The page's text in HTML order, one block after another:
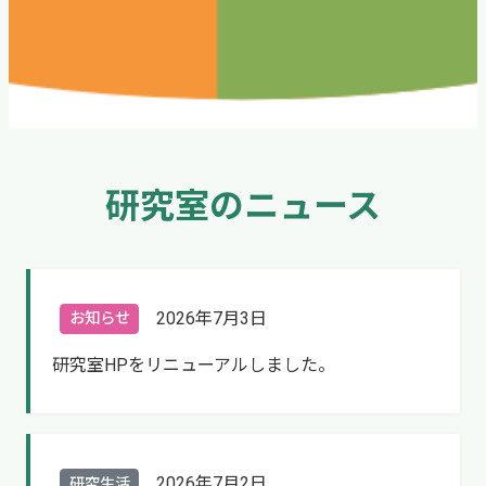
研究室のニュース
お知らせ 2026年7月3日
研究室HPをリニューアルしました。